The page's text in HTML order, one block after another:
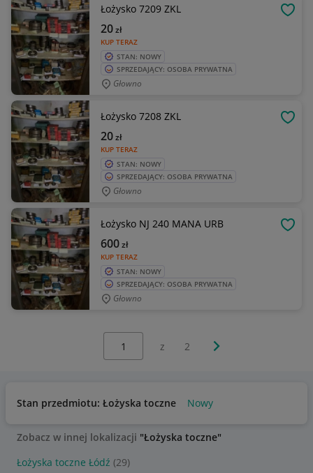
Łożysko 7209 ZKL
KUP TERAZ
20zł
STAN: NOWY
SPRZEDAJĄCY: OSOBA PRYWATNA
Głowno
Łożysko 7208 ZKL
KUP TERAZ
20zł
STAN: NOWY
SPRZEDAJĄCY: OSOBA PRYWATNA
Głowno
Łożysko NJ 240 MANA URB
KUP TERAZ
600zł
STAN: NOWY
SPRZEDAJĄCY: OSOBA PRYWATNA
Głowno
z 2 Następna strona
Stan przedmiotu: Łożyska toczne Nowy
Zobacz w innej lokalizacji "Łożyska toczne"
Łożyska toczne Łódź (29)